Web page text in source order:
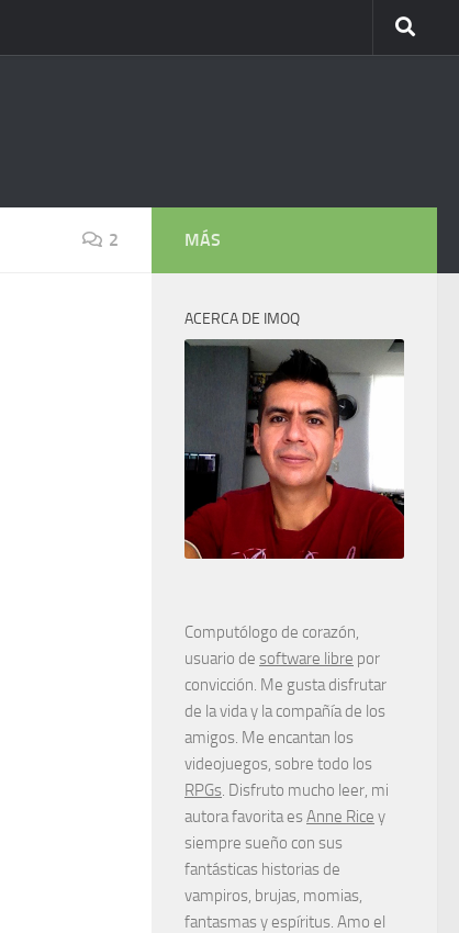
2 MÁS
ACERCA DE IMOQ
Computólogo de corazón,
usuario de software libre por
convicción. Me gusta disfrutar
de la vida y la compañía de los
amigos. Me encantan los
videojuegos, sobre todo los
RPGs. Disfruto mucho leer, mi
autora favorita esAnne Rice y
siempre sueño con sus
fantásticas historias de
vampiros, brujas, momias,
fantasmas y espíritus. Amo el